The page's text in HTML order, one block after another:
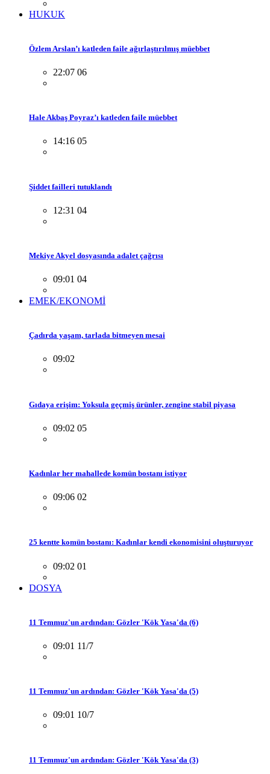
HUKUK
Özlem Arslan’ı katleden faile ağırlaştırılmış müebbet
22:07 06
Hale Akbaş Poyraz’ı katleden faile müebbet
14:16 05
Şiddet failleri tutuklandı
12:31 04
Mekiye Akyel dosyasında adalet çağrısı
09:01 04
EMEK/EKONOMİ
Çadırda yaşam, tarlada bitmeyen mesai
09:02
Gıdaya erişim: Yoksula geçmiş ürünler, zengine stabil piyasa
09:02 05
Kadınlar her mahallede komün bostanı istiyor
09:06 02
25 kentte komün bostanı: Kadınlar kendi ekonomisini oluşturuyor
09:02 01
DOSYA
11 Temmuz'un ardından: Gözler 'Kök Yasa'da (6)
09:01 11/7
11 Temmuz'un ardından: Gözler 'Kök Yasa'da (5)
09:01 10/7
11 Temmuz'un ardından: Gözler 'Kök Yasa'da (3)